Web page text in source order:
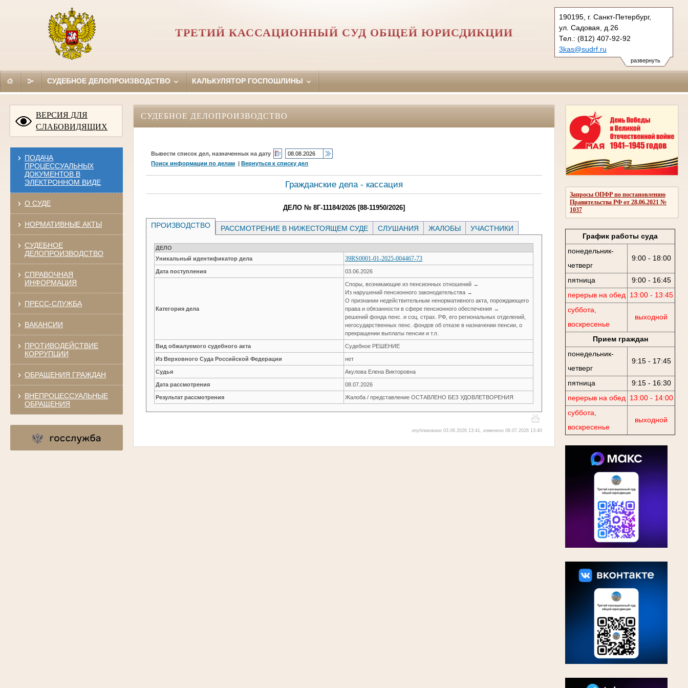
развернуть
190195, г. Санкт-Петербург,
ул. Садовая, д.26
Тел.: (812) 407-92-92
3kas@sudrf.ru
ТРЕТИЙ КАССАЦИОННЫЙ СУД ОБЩЕЙ ЮРИСДИКЦИИ
СУДЕБНОЕ ДЕЛОПРОИЗВОДСТВО КАЛЬКУЛЯТОР ГОСПОШЛИНЫ
ВЕРСИЯ ДЛЯ
СЛАБОВИДЯЩИХ
ПОДАЧА
ПРОЦЕССУАЛЬНЫХ
ДОКУМЕНТОВ В
ЭЛЕКТРОННОМ ВИДЕ
О СУДЕ
НОРМАТИВНЫЕ АКТЫ
СУДЕБНОЕ
ДЕЛОПРОИЗВОДСТВО
СПРАВОЧНАЯ
ИНФОРМАЦИЯ
ПРЕСС-СЛУЖБА
ВАКАНСИИ
ПРОТИВОДЕЙСТВИЕ
КОРРУПЦИИ
ОБРАЩЕНИЯ ГРАЖДАН
ВНЕПРОЦЕССУАЛЬНЫЕ
ОБРАЩЕНИЯ
Запросы ОПФР по постановлению
Правительства РФ от 28.06.2021 №
1037
График работы суда
понедельник-
четверг
9:00 - 18:00
пятница
9:00 - 16:45
перерыв на обед 13:00 - 13:45
суббота,
воскресенье
выходной
Прием граждан
понедельник-
четверг
9:15 - 17:45
пятница
9:15 - 16:30
перерыв на обед 13:00 - 14:00
суббота,
воскресенье
выходной
СУДЕБНОЕ ДЕЛОПРОИЗВОДСТВО
Вывести список дел, назначенных на дату
Поиск информации по делам |Вернуться к списку дел
Гражданские дела - кассация
ДЕЛО № 8Г-11184/2026 [88-11950/2026]
ПРОИЗВОДСТВО РАССМОТРЕНИЕ В НИЖЕСТОЯЩЕМ СУДЕ СЛУШАНИЯ ЖАЛОБЫ УЧАСТНИКИ
ДЕЛО
Уникальный идентификатор дела
39RS0001-01-2025-004467-73
Дата поступления 03.06.2026
Категория дела
Споры, возникающие из пенсионных отношений →
Из нарушений пенсионного законодательства →
О признании недействительным ненормативного акта, порождающего
права и обязанности в сфере пенсионного обеспечения →
решений фонда пенс. и соц. страх. РФ, его региональных отделений,
негосударственных пенс. фондов об отказе в назначении пенсии, о
прекращении выплаты пенсии и т.п.
Вид обжалуемого судебного акта Судебное РЕШЕНИЕ
Из Верховного Суда Российской Федерации нет
Судья Акулова Елена Викторовна
Дата рассмотрения 08.07.2026
Результат рассмотрения Жалоба / представление ОСТАВЛЕНО БЕЗ УДОВЛЕТВОРЕНИЯ
опубликовано 03.06.2026 13:41, изменено 08.07.2026 13:40